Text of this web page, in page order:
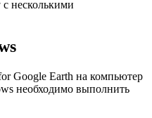
несколькими
Google Earth на компьютер
необходимо выполнить